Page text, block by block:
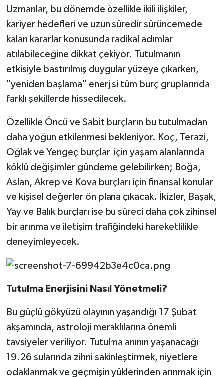
Uzmanlar, bu dönemde özellikle ikili ilişkiler,
kariyer hedefleri ve uzun süredir sürüncemede
kalan kararlar konusunda radikal adımlar
atılabileceğine dikkat çekiyor. Tutulmanın
etkisiyle bastırılmış duygular yüzeye çıkarken,
"yeniden başlama" enerjisi tüm burç gruplarında
farklı şekillerde hissedilecek.
Özellikle Öncü ve Sabit burçların bu tutulmadan
daha yoğun etkilenmesi bekleniyor. Koç, Terazi,
Oğlak ve Yengeç burçları için yaşam alanlarında
köklü değişimler gündeme gelebilirken; Boğa,
Aslan, Akrep ve Kova burçları için finansal konular
ve kişisel değerler ön plana çıkacak. İkizler, Başak,
Yay ve Balık burçları ise bu süreci daha çok zihinsel
bir arınma ve iletişim trafiğindeki hareketlilikle
deneyimleyecek.
Tutulma Enerjisini Nasıl Yönetmeli?
Bu güçlü gökyüzü olayının yaşandığı 17 Şubat
akşamında, astroloji meraklılarına önemli
tavsiyeler veriliyor. Tutulma anının yaşanacağı
19.26 sularında zihni sakinleştirmek, niyetlere
odaklanmak ve geçmişin yüklerinden arınmak için